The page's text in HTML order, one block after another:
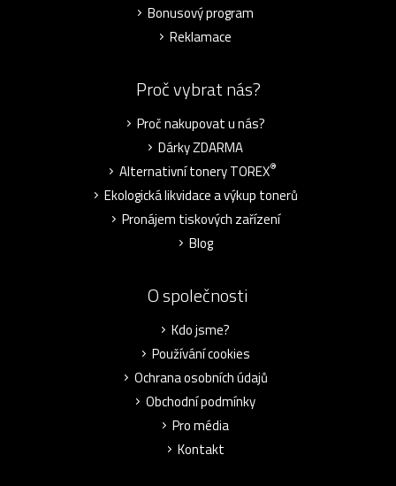
Bonusový program
Reklamace
Proč vybrat nás?
Proč nakupovat u nás?
Dárky ZDARMA
Alternativní tonery TOREX®
Ekologická likvidace a výkup tonerů
Pronájem tiskových zařízení
Blog
O společnosti
Kdo jsme?
Používání cookies
Ochrana osobních údajů
Obchodní podmínky
Pro média
Kontakt